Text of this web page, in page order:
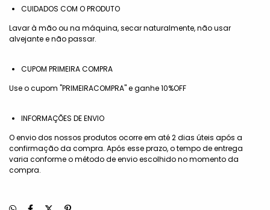
CUIDADOS COM O PRODUTO
Lavar à mão ou na máquina, secar naturalmente, não usar
alvejante e não passar.
CUPOM PRIMEIRA COMPRA
Use o cupom "PRIMEIRACOMPRA" e ganhe 10%OFF
INFORMAÇÕES DE ENVIO
O envio dos nossos produtos ocorre em até 2 dias úteis após a
confirmação da compra. Após esse prazo, o tempo de entrega
varia conforme o método de envio escolhido no momento da
compra.